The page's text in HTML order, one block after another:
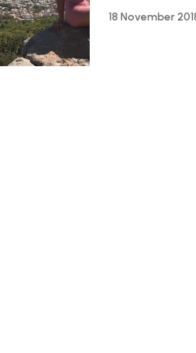
18 November